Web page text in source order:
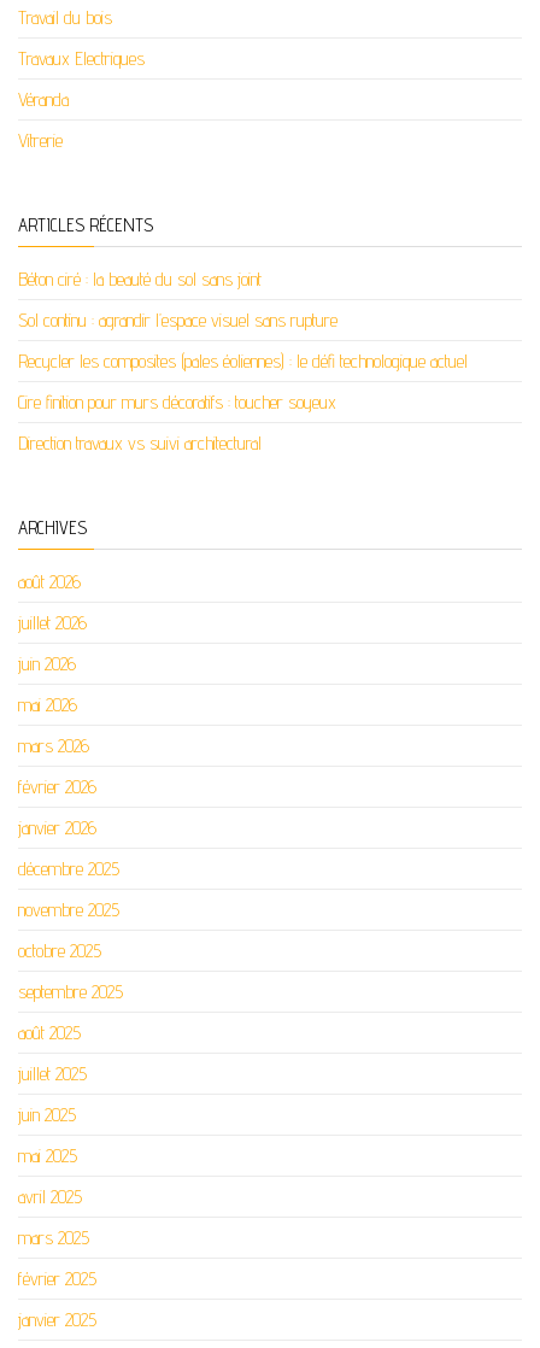
Travail du bois
Travaux Electriques
Véranda
Vitrerie
ARTICLES RÉCENTS
Béton ciré : la beauté du sol sans joint
Sol continu : agrandir l’espace visuel sans rupture
Recycler les composites (pales éoliennes) : le défi technologique actuel
Cire finition pour murs décoratifs : toucher soyeux
Direction travaux vs suivi architectural
ARCHIVES
août 2026
juillet 2026
juin 2026
mai 2026
mars 2026
février 2026
janvier 2026
décembre 2025
novembre 2025
octobre 2025
septembre 2025
août 2025
juillet 2025
juin 2025
mai 2025
avril 2025
mars 2025
février 2025
janvier 2025